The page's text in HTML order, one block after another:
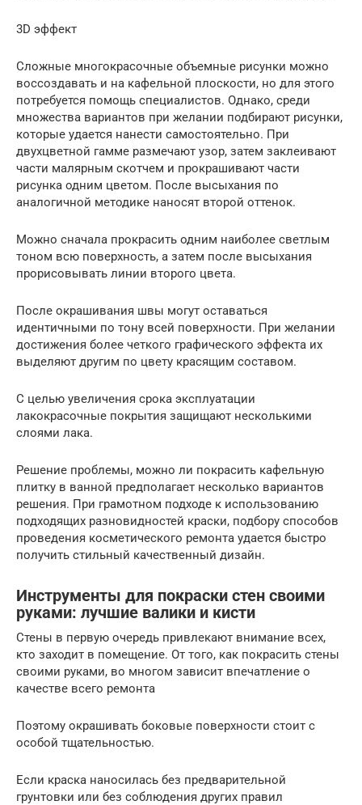
3D эффект
Сложные многокрасочные объемные рисунки можно
воссоздавать и на кафельной плоскости, но для этого
потребуется помощь специалистов. Однако, среди
множества вариантов при желании подбирают рисунки,
которые удается нанести самостоятельно. При
двухцветной гамме размечают узор, затем заклеивают
части малярным скотчем и прокрашивают части
рисунка одним цветом. После высыхания по
аналогичной методике наносят второй оттенок.
Можно сначала прокрасить одним наиболее светлым
тоном всю поверхность, а затем после высыхания
прорисовывать линии второго цвета.
После окрашивания швы могут оставаться
идентичными по тону всей поверхности. При желании
достижения более четкого графического эффекта их
выделяют другим по цвету красящим составом.
С целью увеличения срока эксплуатации
лакокрасочные покрытия защищают несколькими
слоями лака.
Решение проблемы, можно ли покрасить кафельную
плитку в ванной предполагает несколько вариантов
решения. При грамотном подходе к использованию
подходящих разновидностей краски, подбору способов
проведения косметического ремонта удается быстро
получить стильный качественный дизайн.
Инструменты для покраски стен своими
руками: лучшие валики и кисти
Стены в первую очередь привлекают внимание всех,
кто заходит в помещение. От того, как покрасить стены
своими руками, во многом зависит впечатление о
качестве всего ремонта
Поэтому окрашивать боковые поверхности стоит с
особой тщательностью.
Если краска наносилась без предварительной
грунтовки или без соблюдения других правил